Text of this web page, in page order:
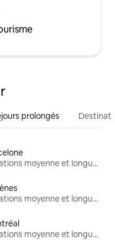
prolongés
Locations moyenne et longue durée
Locations moyenne et longue durée
Locations moyenne et longue durée